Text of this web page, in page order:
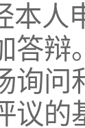
本人
答辩
询问
议的